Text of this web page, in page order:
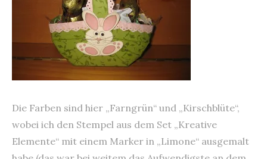
Die Farben sind hier „Farngrün“ und „Kirschblüte“,
wobei ich den Stempel aus dem Set „Kreative
Elemente“ mit einem Marker in „Limone“ ausgemalt